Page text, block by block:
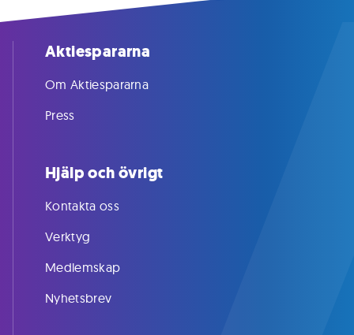
Aktiespararna
Om Aktiespararna
Press
Hjälp och övrigt
Kontakta oss
Verktyg
Medlemskap
Nyhetsbrev